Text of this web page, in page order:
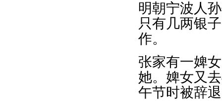
明朝宁波人
只有几两银
作。
张家有一婢
她。婢女又
午节时被辞